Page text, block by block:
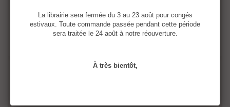
Quantité :La librairie sera fermée du 3 au 23 août pour congés
estivaux. Toute commande passée pendant cette période
sera traitée le 24 août à notre réouverture.
À très bientôt,